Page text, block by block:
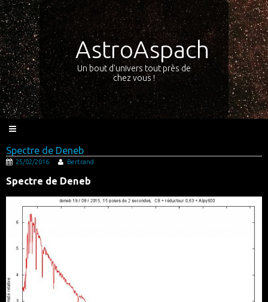
AstroAspach
Un bout d'univers tout près de
chez vous !
Spectre de Deneb
25/02/2016 Bertrand
Spectre de Deneb